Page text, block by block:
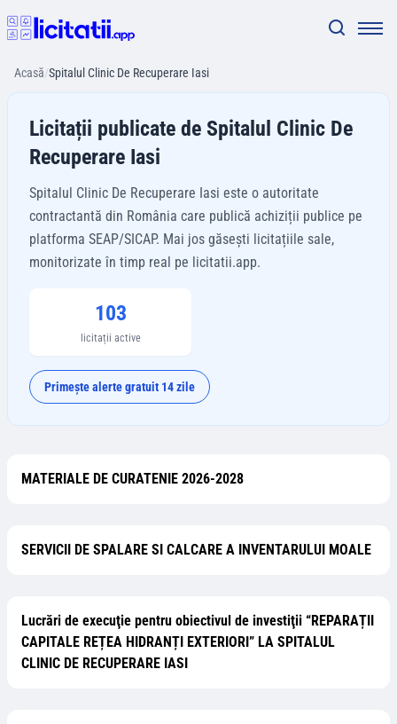
Acasă/Spitalul Clinic De Recuperare Iasi
Licitații publicate de Spitalul Clinic De
Recuperare Iasi
Spitalul Clinic De Recuperare Iasi este o autoritate
contractantă din România care publică achiziții publice pe
platforma SEAP/SICAP. Mai jos găsești licitațiile sale,
monitorizate în timp real pe licitatii.app.
103
licitații active
Primește alerte gratuit 14 zile
MATERIALE DE CURATENIE 2026-2028
SERVICII DE SPALARE SI CALCARE A INVENTARULUI MOALE
Lucrări de execuţie pentru obiectivul de investiţii “REPARAȚII
CAPITALE REȚEA HIDRANȚI EXTERIORI” LA SPITALUL
CLINIC DE RECUPERARE IASI